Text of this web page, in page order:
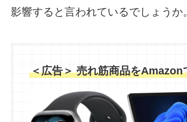
影響すると言われているでしょうか。
＜広告＞ 売れ筋商品をAmazon